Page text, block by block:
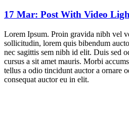
17 Mar: Post With Video
Lorem Ipsum. Proin gravida nibh vel
sollicitudin, lorem quis bibendum
nec sagittis sem nibh id elit. Duis sed
cursus a sit amet mauris. Morbi
tellus a odio tincidunt auctor a ornare
consequat auctor eu in elit.